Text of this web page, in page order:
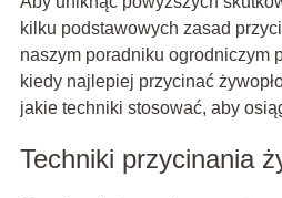
kilku podstawowych zasad
naszym poradniku ogrodniczym
kiedy najlepiej przycinać
jakie techniki stosować, aby
Techniki przycinania